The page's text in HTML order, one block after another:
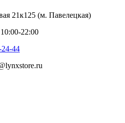
21к125 (м. Павелецкая)
22:00
44